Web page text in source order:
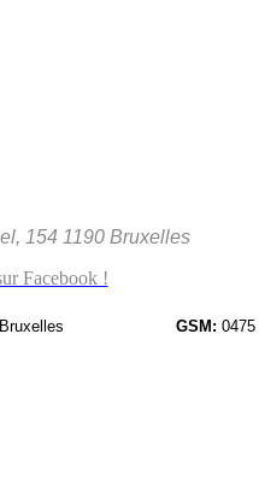
154 1190 Bruxelles
Facebook !
GSM: